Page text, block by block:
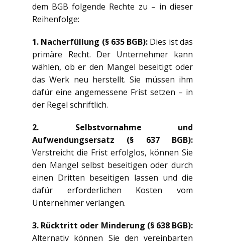
dem BGB folgende Rechte zu – in dieser
Reihenfolge:
1. Nacherfüllung (§ 635 BGB): Dies ist das
primäre Recht. Der Unternehmer kann
wählen, ob er den Mangel beseitigt oder
das Werk neu herstellt. Sie müssen ihm
dafür eine angemessene Frist setzen – in
der Regel schriftlich.
2. Selbstvornahme und
Aufwendungsersatz (§ 637 BGB):
Verstreicht die Frist erfolglos, können Sie
den Mangel selbst beseitigen oder durch
einen Dritten beseitigen lassen und die
dafür erforderlichen Kosten vom
Unternehmer verlangen.
3. Rücktritt oder Minderung (§ 638 BGB):
Alternativ können Sie den vereinbarten